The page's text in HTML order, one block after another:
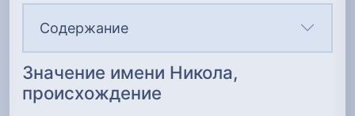
Содержание
Значение имени Никола,
происхождение